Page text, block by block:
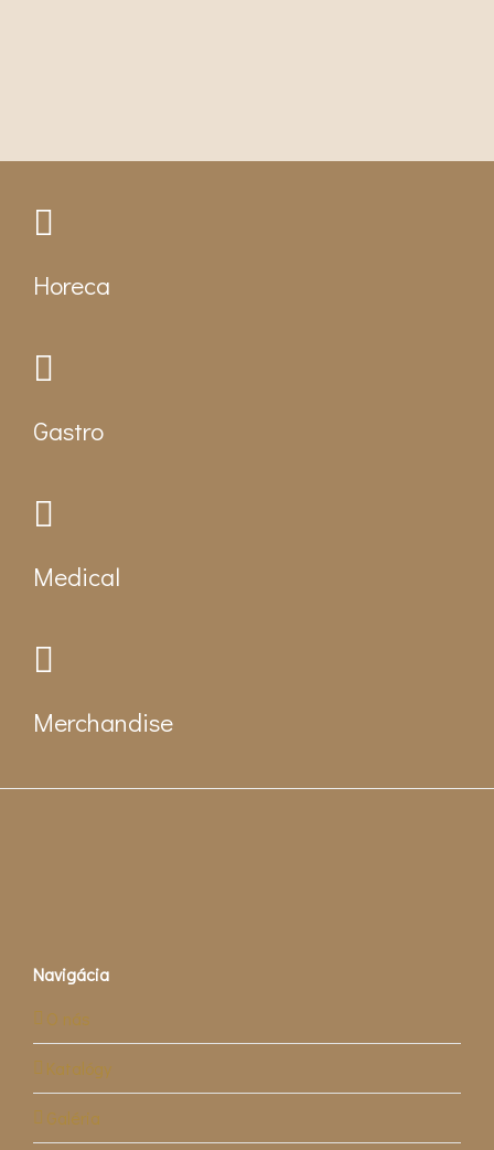
Horeca
Gastro
Medical
Merchandise
Navigácia
O nás
Katalógy
Galéria